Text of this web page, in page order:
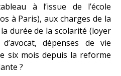
à l’issue de l’école
à Paris), aux charges de la
durée de la scolarité (loyer
dépenses de vie
six mois depuis la reforme
?